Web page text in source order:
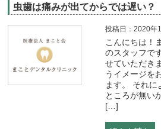
虫歯は痛みが出てからでは遅い？
投稿日：2020年
こんにちは！
のスタッフで
せていただき
うイメージを
ます。 それに
ところが無い
[…]